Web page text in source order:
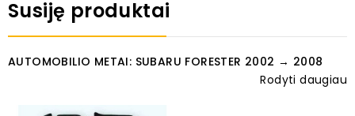
Susiję produktai
AUTOMOBILIO METAI: SUBARU FORESTER 2002 → 2008
Rodyti daugiau